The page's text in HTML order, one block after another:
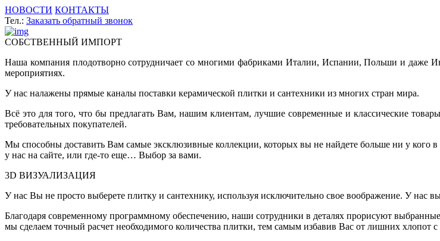
НОВОСТИ КОНТАКТЫ
Тел.: Заказать обратный звонок
СОБСТВЕННЫЙ ИМПОРТ
Наша компания плодотворно сотрудничает со многими фабриками Италии, Испании, Польши и даже
мероприятиях.
У нас налажены прямые каналы поставки керамической плитки и сантехники из многих стран мира.
Всё это для того, что бы предлагать Вам, нашим клиентам, лучшие современные и классические
требовательных покупателей.
Мы способны доставить Вам самые эксклюзивные коллекции, которых вы не найдете больше ни у кого
у нас на сайте, или где-то еще… Выбор за вами.
3D ВИЗУАЛИЗАЦИЯ
У нас Вы не просто выберете плитку и сантехнику, используя исключительно свое воображение. У нас
Благодаря современному программному обеспечению, наши сотрудники в деталях прорисуют
мы сделаем точный расчет необходимого количества плитки, тем самым избавив Вас от лишних хлопот с